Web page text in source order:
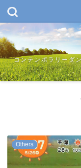
コンテンポラリーダ
Others